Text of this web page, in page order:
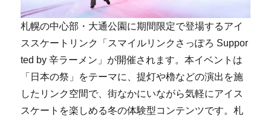
札幌の中心部・大通公園に期間限定で登場するアイ
ススケートリンク「スマイルリンクさっぽろ Suppor
ted by 辛ラーメン」が開催されます。本イベントは
「日本の祭」をテーマに、提灯や櫓などの演出を施
したリンク空間で、街なかにいながら気軽にアイス
スケートを楽しめる冬の体験型コンテンツです。札